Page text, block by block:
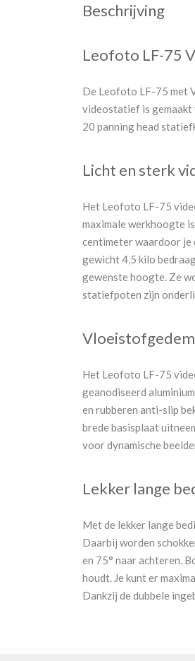
Beschrijving
Leofoto LF-75
De Leofoto LF-75 met
videostatief is
20 panning head
Licht en sterk
Het Leofoto LF-75
maximale werkhoogte
centimeter waardoor
gewicht 4,5 kilo
gewenste hoogte. Ze
statiefpoten zijn
Het Leofoto LF-75
geanodiseerd
en rubberen anti-slip
brede basisplaat
voor dynamische
Lekker lange
Met de lekker lange
Daarbij worden
en 75° naar achteren.
houdt. Je kunt er
Dankzij de dubbele